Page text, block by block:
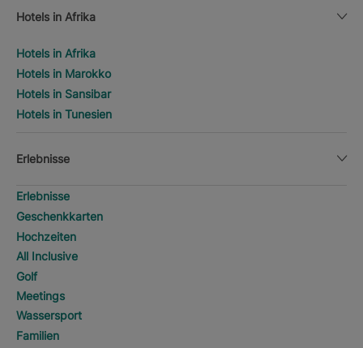
Hotels in Afrika
Hotels in Afrika
Hotels in Marokko
Hotels in Sansibar
Hotels in Tunesien
Erlebnisse
Erlebnisse
Geschenkkarten
Hochzeiten
All Inclusive
Golf
Meetings
Wassersport
Familien